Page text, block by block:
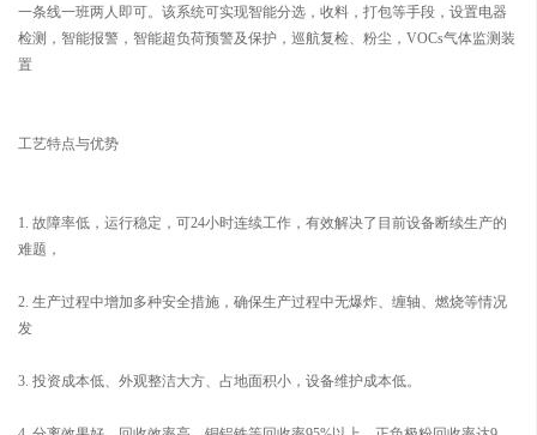
一条线一班两人即可。该系统可实现智能分选，收料，打包等手段，设置电器
检测，智能报警，智能超负荷预警及保护，巡航复检、粉尘，VOCs气体监测装
置
工艺特点与优势
1. 故障率低，运行稳定，可24小时连续工作，有效解决了目前设备断续生产的
难题，
2. 生产过程中增加多种安全措施，确保生产过程中无爆炸、缠轴、燃烧等情况
发
3. 投资成本低、外观整洁大方、占地面积小，设备维护成本低。